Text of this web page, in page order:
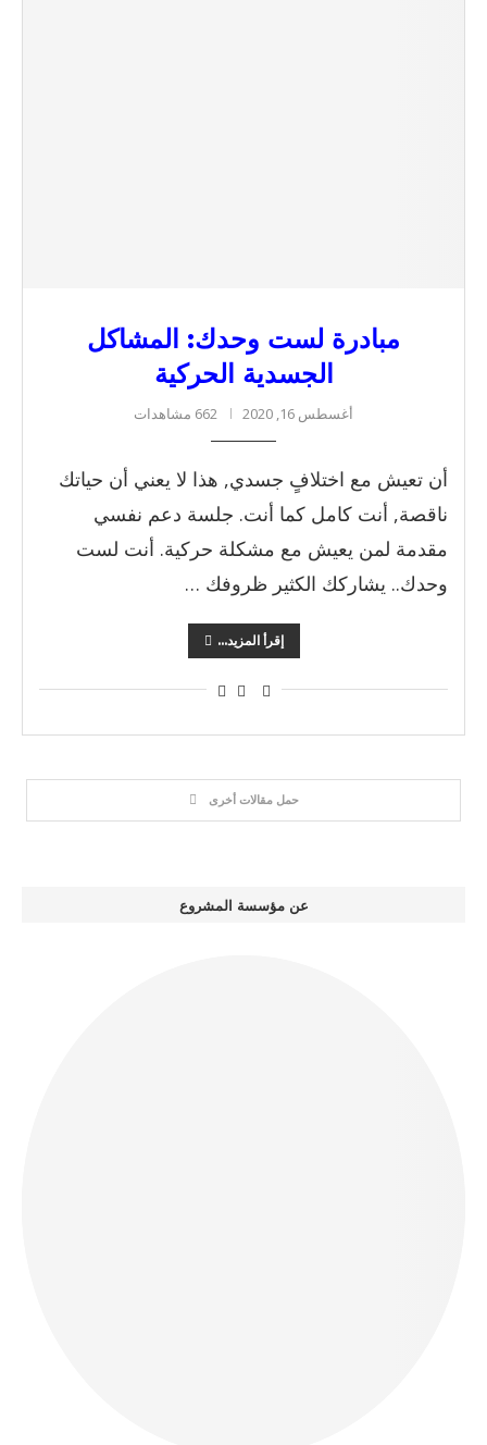
مبادرة لست وحدك: المشاكل
الجسدية الحركية
أغسطس 16, 2020 662 مشاهدات
أن تعيش مع اختلافٍ جسدي, هذا لا يعني أن حياتك
ناقصة, أنت كامل كما أنت. جلسة دعم نفسي
مقدمة لمن يعيش مع مشكلة حركية. أنت لست
وحدك.. يشاركك الكثير ظروفك …
إقرأ المزيد...
حمل مقالات أخرى
عن مؤسسة المشروع